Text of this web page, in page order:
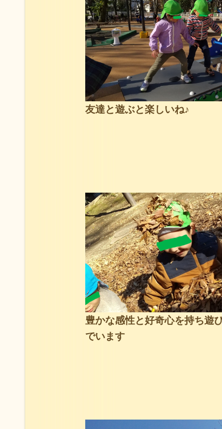
友達と遊ぶと楽しいね♪
豊かな感性と好奇心を持ち遊
でいます